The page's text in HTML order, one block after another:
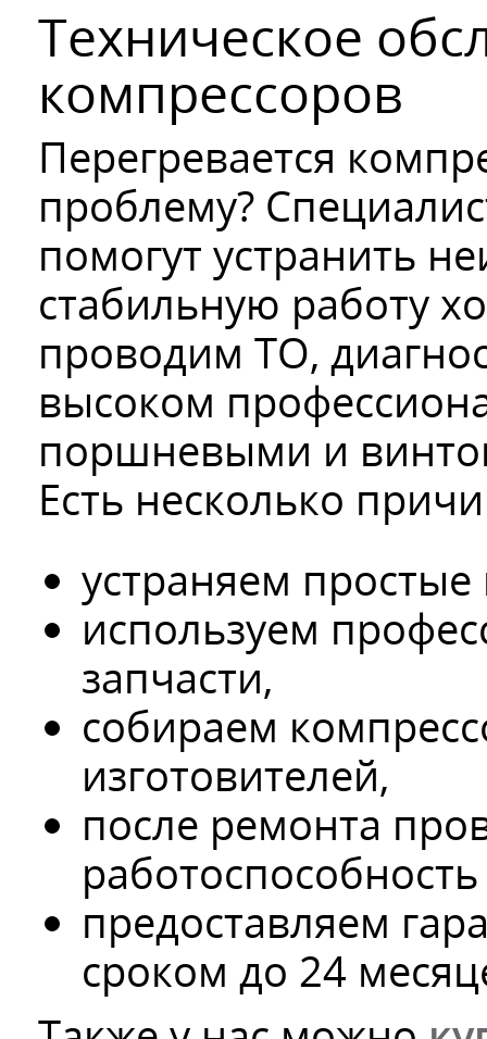
Техническое
компрессоров
Перегревается
проблему?
помогут устранить
стабильную работу
проводим ТО,
высоком
поршневыми и
Есть несколько
устраняем
используем
запчасти,
собираем
изготовителей,
после ремонта
работоспособность
предоставляем
сроком до 24